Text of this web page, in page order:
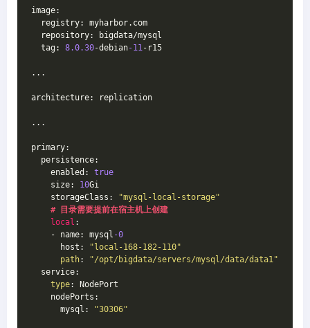
image:
registry: myharbor.com
repository: bigdata/mysql
tag: 8.0.30-debian-11-r15
...
architecture: replication
...
primary:
persistence:
enabled: true
size: 10Gi
storageClass:
"mysql-local-storage"
# 目录需要提前在宿主机上创建
local :
- name: mysql -0
host:
"local-168-182-110"
path:
"/opt/bigdata/servers/mysql/data/data1"
service:
type: NodePort
nodePorts:
mysql:
"30306"